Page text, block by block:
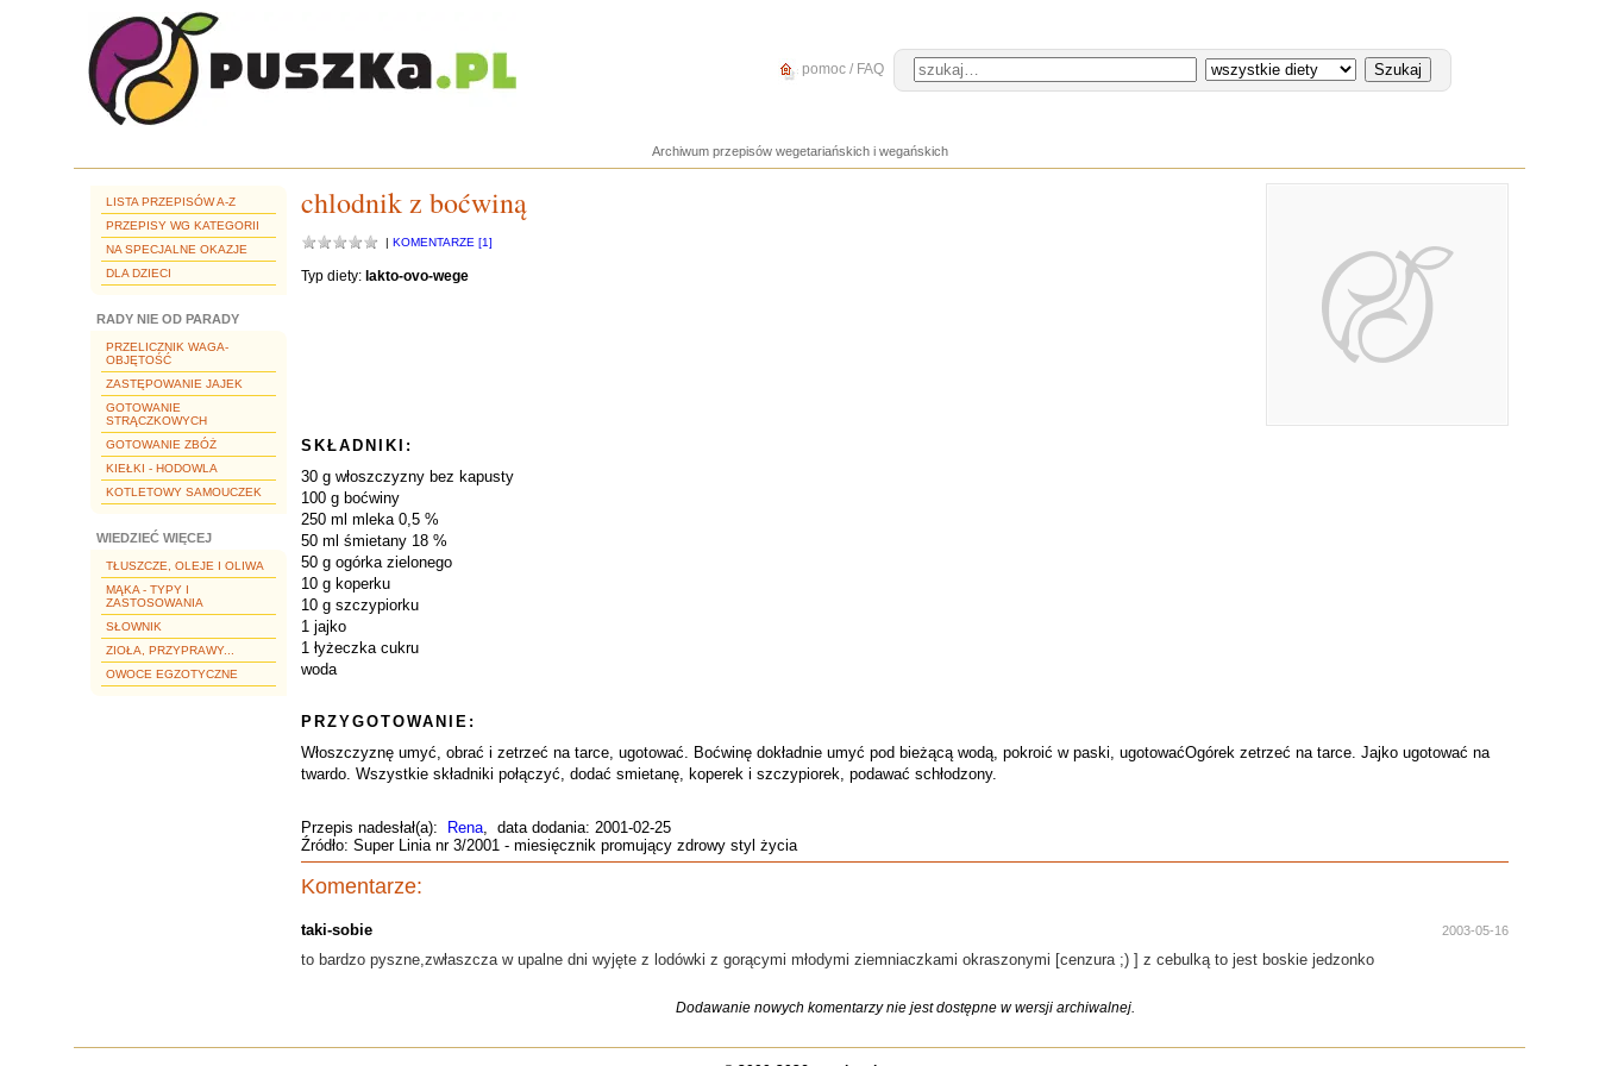
pomoc / FAQ
Archiwum przepisów wegetariańskich i wegańskich
LISTA PRZEPISÓW A-Z
PRZEPISY WG KATEGORII
NA SPECJALNE OKAZJE
DLA DZIECI
RADY NIE OD PARADY
PRZELICZNIK WAGA-
OBJĘTOŚĆ
ZASTĘPOWANIE JAJEK
GOTOWANIE
STRĄCZKOWYCH
GOTOWANIE ZBÓŻ
KIEŁKI - HODOWLA
KOTLETOWY SAMOUCZEK
WIEDZIEĆ WIĘCEJ
TŁUSZCZE, OLEJE I OLIWA
MĄKA - TYPY I
ZASTOSOWANIA
SŁOWNIK
ZIOŁA, PRZYPRAWY...
OWOCE EGZOTYCZNE
chlodnik z boćwiną
| KOMENTARZE [1]
Typ diety: lakto-ovo-wege
SKŁADNIKI:
30 g włoszczyzny bez kapusty
100 g boćwiny
250 ml mleka 0,5 %
50 ml śmietany 18 %
50 g ogórka zielonego
10 g koperku
10 g szczypiorku
1 jajko
1 łyżeczka cukru
woda
PRZYGOTOWANIE:
Włoszczyznę umyć, obrać i zetrzeć na tarce, ugotować. Boćwinę dokładnie umyć pod bieżącą wodą, pokroić w paski, ugotowaćOgórek zetrzeć na tarce. Jajko ugotować na
twardo. Wszystkie składniki połączyć, dodać smietanę, koperek i szczypiorek, podawać schłodzony.
Przepis nadesłał(a): Rena, data dodania: 2001-02-25
Źródło: Super Linia nr 3/2001 - miesięcznik promujący zdrowy styl życia
Komentarze:
taki-sobie 2003-05-16
to bardzo pyszne,zwłaszcza w upalne dni wyjęte z lodówki z gorącymi młodymi ziemniaczkami okraszonymi [cenzura ;) ] z cebulką to jest boskie jedzonko
Dodawanie nowych komentarzy nie jest dostępne w wersji archiwalnej.